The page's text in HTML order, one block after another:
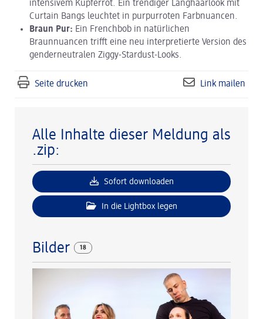
intensivem Kupferrot. Ein trendiger Langhaarlook mit
Curtain Bangs leuchtet in purpurroten Farbnuancen.
Braun Pur: Ein Frenchbob in natürlichen
Braunnuancen trifft eine neu interpretierte Version des
genderneutralen Ziggy-Stardust-Looks.
Seite drucken Link mailen
Alle Inhalte dieser Meldung als
.zip:
Sofort downloaden
In die Lightbox legen
Bilder 18